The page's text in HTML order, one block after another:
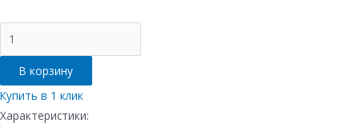
товара
Комплект
Gidrolica
Light:
пескоуловитель
В корзину
Купить в 1 клик
Характеристики: